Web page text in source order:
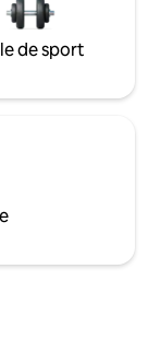
de sport